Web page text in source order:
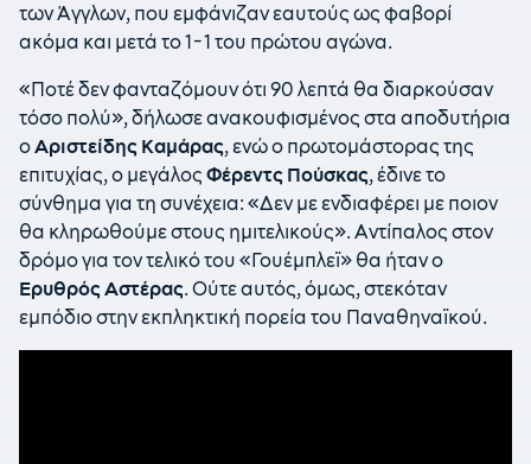
των Άγγλων, που εμφάνιζαν εαυτούς ως φαβορί
ακόμα και μετά το 1-1 του πρώτου αγώνα.
«Ποτέ δεν φανταζόμουν ότι 90 λεπτά θα διαρκούσαν
τόσο πολύ», δήλωσε ανακουφισμένος στα αποδυτήρια
οΑριστείδης Καμάρας, ενώ ο πρωτομάστορας της
επιτυχίας, ο μεγάλος Φέρεντς Πούσκας, έδινε το
σύνθημα για τη συνέχεια: «Δεν με ενδιαφέρει με ποιον
θα κληρωθούμε στους ημιτελικούς». Αντίπαλος στον
δρόμο για τον τελικό του «Γουέμπλεϊ» θα ήταν ο
Ερυθρός Αστέρας. Ούτε αυτός, όμως, στεκόταν
εμπόδιο στην εκπληκτική πορεία του Παναθηναϊκού.